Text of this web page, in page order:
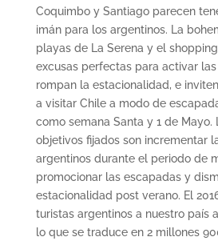
Coquimbo y Santiago parecen
imán para los argentinos. La
playas de La Serena y el
excusas perfectas para activar
rompan la estacionalidad, e
a visitar Chile a modo de
como semana Santa y 1 de Mayo.
objetivos fijados son incrementar
argentinos durante el periodo de
promocionar las escapadas y
estacionalidad post verano. El
turistas argentinos a nuestro país
lo que se traduce en 2 millones